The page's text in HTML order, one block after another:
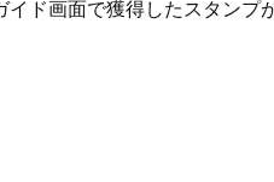
イド画面で獲得したスタンプ